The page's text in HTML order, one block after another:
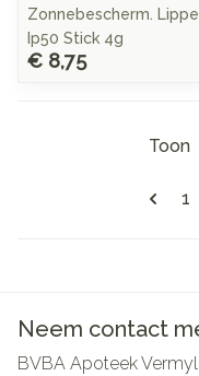
Zonnebescherm.
Ip50 Stick 4g
€ 8,75
U
1
Toon
Neem contact
BVBA Apoteek